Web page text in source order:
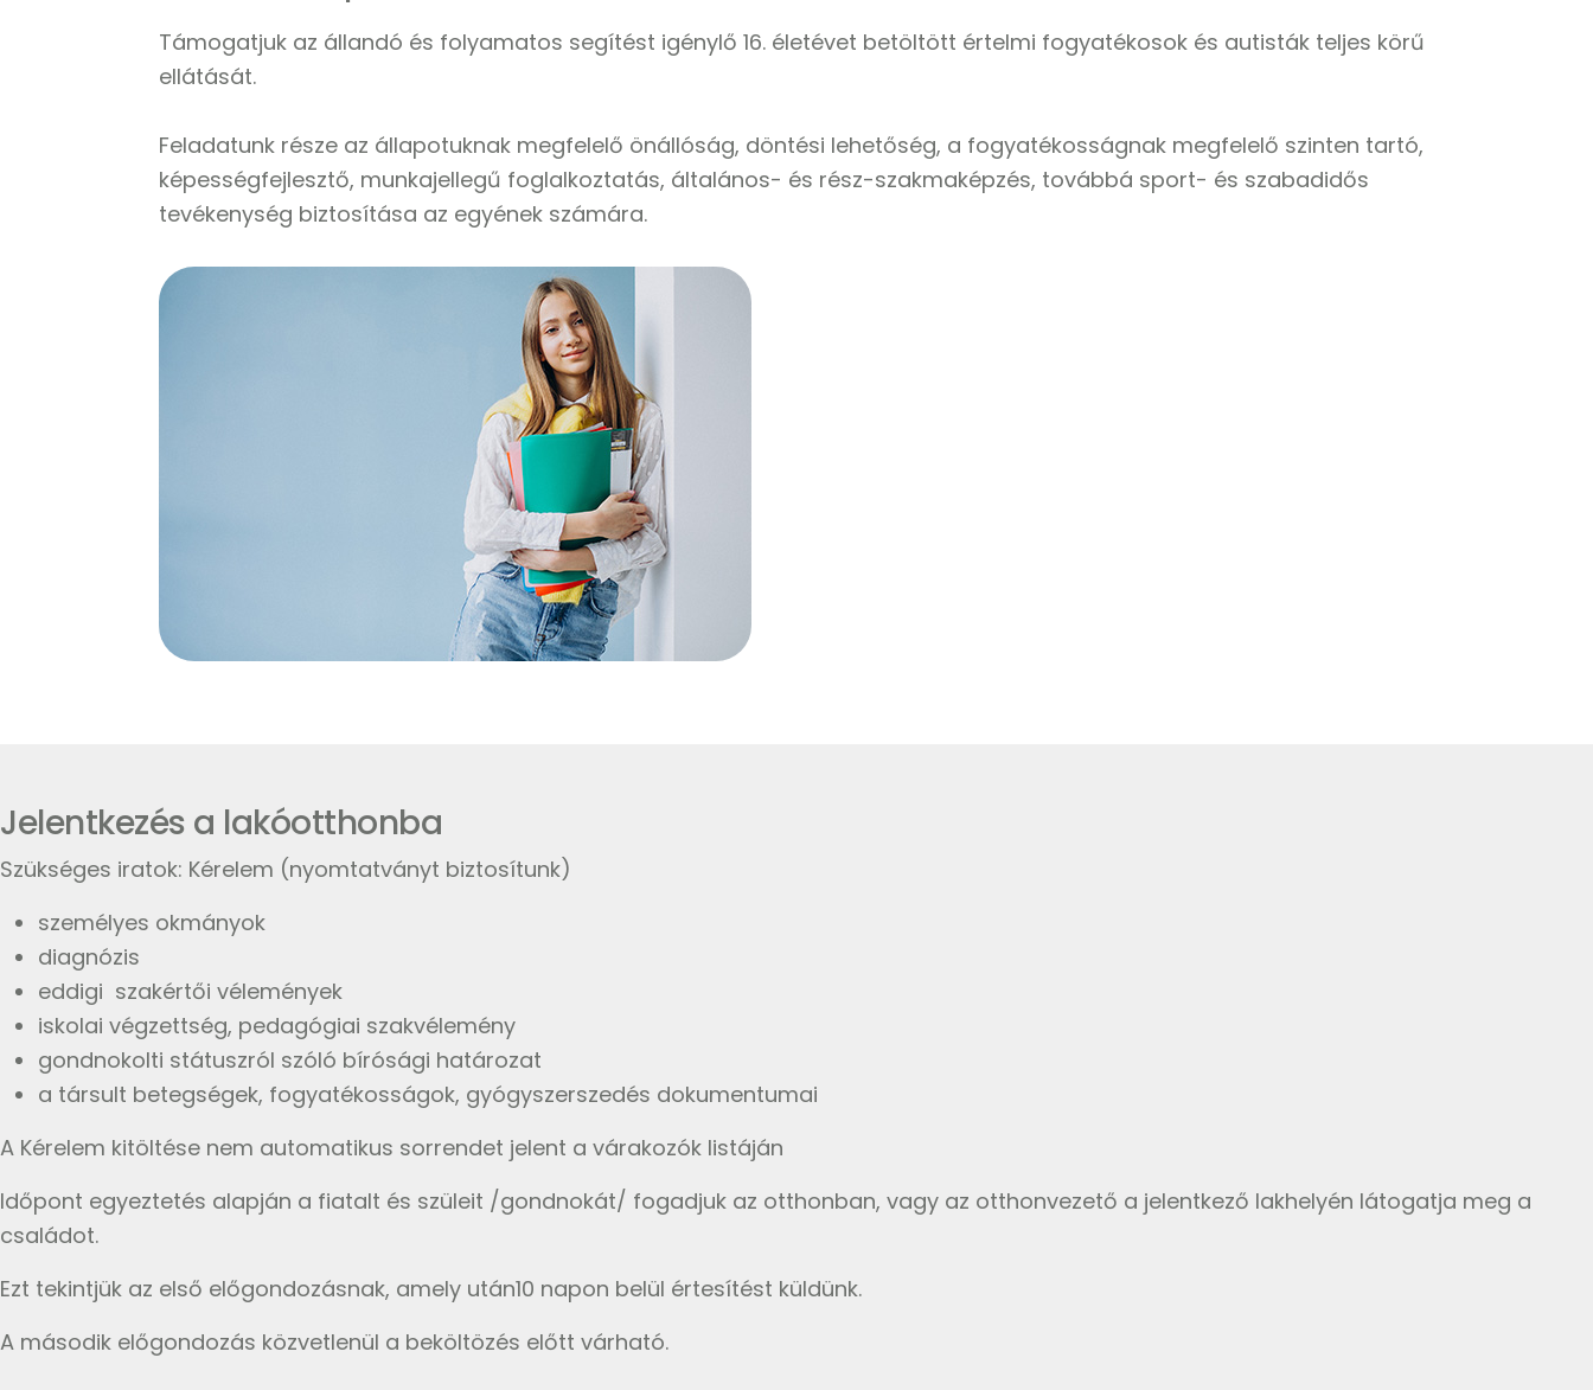
Támogatjuk az állandó és folyamatos segítést igénylő 16. életévet betöltött értelmi fogyatékosok és autisták teljes körű
ellátását.
Feladatunk része az állapotuknak megfelelő önállóság, döntési lehetőség, a fogyatékosságnak megfelelő szinten tartó,
képességfejlesztő, munkajellegű foglalkoztatás, általános- és rész-szakmaképzés, továbbá sport- és szabadidős
tevékenység biztosítása az egyének számára.
Jelentkezés a lakóotthonba
Szükséges iratok: Kérelem (nyomtatványt biztosítunk)
személyes okmányok
diagnózis
eddigi szakértői vélemények
iskolai végzettség, pedagógiai szakvélemény
gondnokolti státuszról szóló bírósági határozat
a társult betegségek, fogyatékosságok, gyógyszerszedés dokumentumai
A Kérelem kitöltése nem automatikus sorrendet jelent a várakozók listáján
Időpont egyeztetés alapján a fiatalt és szüleit /gondnokát/ fogadjuk az otthonban, vagy az otthonvezető a jelentkező lakhelyén látogatja meg a
családot.
Ezt tekintjük az első előgondozásnak, amely után10 napon belül értesítést küldünk.
A második előgondozás közvetlenül a beköltözés előtt várható.